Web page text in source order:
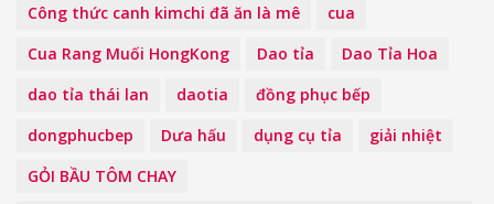
Công thức canh kimchi đã ăn là mê
cua
Cua Rang Muối HongKong
Dao tỉa
Dao Tỉa Hoa
dao tỉa thái lan
daotia
đồng phục bếp
dongphucbep
Dưa hấu dụng cụ tỉa
giải nhiệt
GỎI BẦU TÔM CHAY